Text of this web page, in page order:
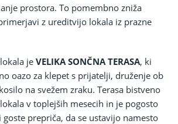
prostora. To pomembno zniža
z ureditvijo lokala iz prazne
je VELIKA SONČNA TERASA, ki
oazo za klepet s prijatelji, druženje ob
na svežem zraku. Terasa bistveno
v toplejših mesecih in je pogosto
prepriča, da se ustavijo namesto